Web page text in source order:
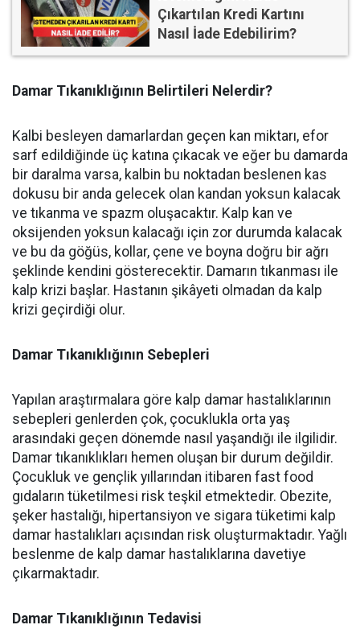
Çıkartılan Kredi Kartını
Nasıl İade Edebilirim?
Damar Tıkanıklığının Belirtileri Nelerdir?
Kalbi besleyen damarlardan geçen kan miktarı, efor
sarf edildiğinde üç katına çıkacak ve eğer bu damarda
bir daralma varsa, kalbin bu noktadan beslenen kas
dokusu bir anda gelecek olan kandan yoksun kalacak
ve tıkanma ve spazm oluşacaktır. Kalp kan ve
oksijenden yoksun kalacağı için zor durumda kalacak
ve bu da göğüs, kollar, çene ve boyna doğru bir ağrı
şeklinde kendini gösterecektir. Damarın tıkanması ile
kalp krizi başlar. Hastanın şikâyeti olmadan da kalp
krizi geçirdiği olur.
Damar Tıkanıklığının Sebepleri
Yapılan araştırmalara göre kalp damar hastalıklarının
sebepleri genlerden çok, çocuklukla orta yaş
arasındaki geçen dönemde nasıl yaşandığı ile ilgilidir.
Damar tıkanıklıkları hemen oluşan bir durum değildir.
Çocukluk ve gençlik yıllarından itibaren fast food
gıdaların tüketilmesi risk teşkil etmektedir. Obezite,
şeker hastalığı, hipertansiyon ve sigara tüketimi kalp
damar hastalıkları açısından risk oluşturmaktadır. Yağlı
beslenme de kalp damar hastalıklarına davetiye
çıkarmaktadır.
Damar Tıkanıklığının Tedavisi